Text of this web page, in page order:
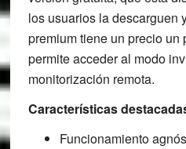
los usuarios la descarguen
premium tiene un precio un
permite acceder al modo
monitorización remota.
Características
Funcionamiento